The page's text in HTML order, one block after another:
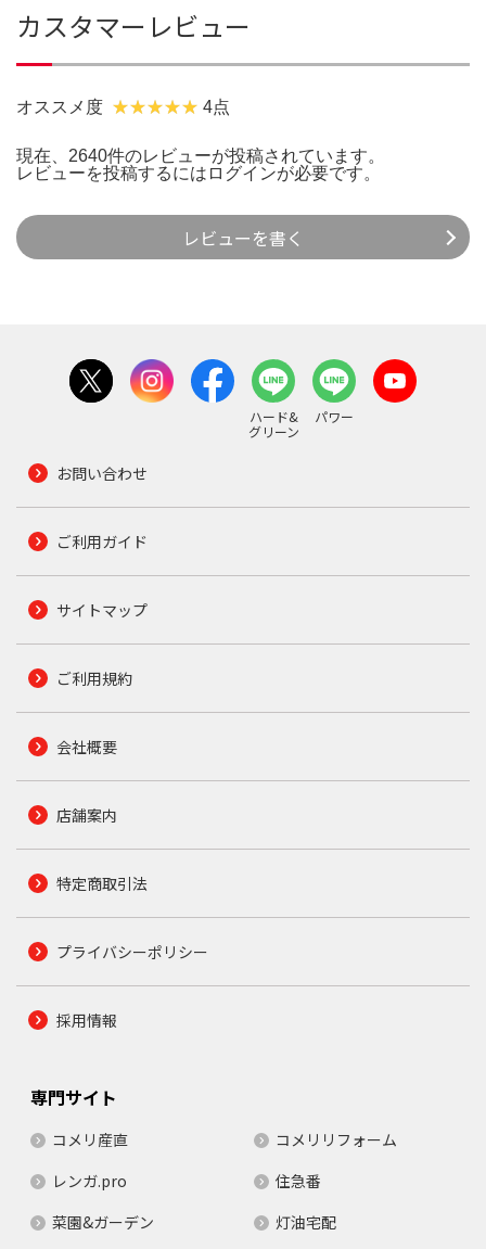
カスタマーレビュー
オススメ度 4点
現在、2640件のレビューが投稿されています。
レビューを投稿するには ログインが必要です。
レビューを書く
ハード&
グリーン
パワー
お問い合わせ
ご利用ガイド
サイトマップ
ご利用規約
会社概要
店舗案内
特定商取引法
プライバシーポリシー
採用情報
専門サイト
コメリ産直
コメリリフォーム
レンガ.pro
住急番
菜園&ガーデン
灯油宅配